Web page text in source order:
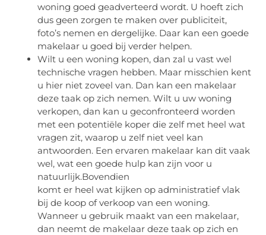
woning goed geadverteerd wordt. U hoeft zich
dus geen zorgen te maken over publiciteit,
foto’s nemen en dergelijke. Daar kan een goede
makelaar u goed bij verder helpen.
Wilt u een woning kopen, dan zal u vast wel
technische vragen hebben. Maar misschien kent
u hier niet zoveel van. Dan kan een makelaar
deze taak op zich nemen. Wilt u uw woning
verkopen, dan kan u geconfronteerd worden
met een potentiële koper die zelf met heel wat
vragen zit, waarop u zelf niet veel kan
antwoorden. Een ervaren makelaar kan dit vaak
wel, wat een goede hulp kan zijn voor u
natuurlijk.Bovendien
komt er heel wat kijken op administratief vlak
bij de koop of verkoop van een woning.
Wanneer u gebruik maakt van een makelaar,
dan neemt de makelaar deze taak op zich en